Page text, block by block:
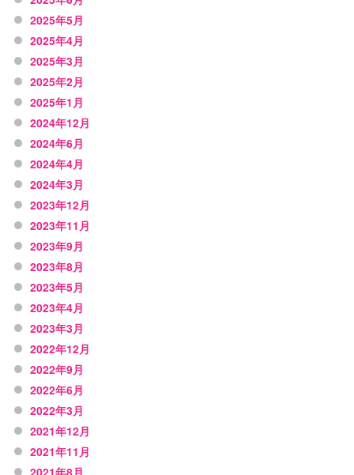
2025年5月
2025年4月
2025年3月
2025年2月
2025年1月
2024年12月
2024年6月
2024年4月
2024年3月
2023年12月
2023年11月
2023年9月
2023年8月
2023年5月
2023年4月
2023年3月
2022年12月
2022年9月
2022年6月
2022年3月
2021年12月
2021年11月
2021年8月